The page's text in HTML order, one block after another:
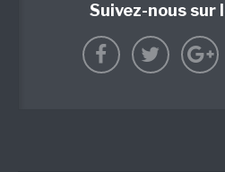
Suivez-nous sur